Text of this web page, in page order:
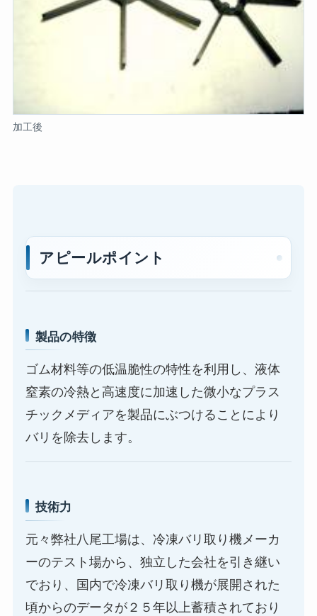
加工後
アピールポイント
製品の特徴
ゴム材料等の低温脆性の特性を利用し、液体
窒素の冷熱と高速度に加速した微小なプラス
チックメディアを製品にぶつけることにより
バリを除去します。
技術力
元々弊社八尾工場は、冷凍バリ取り機メーカ
ーのテスト場から、独立した会社を引き継い
でおり、国内で冷凍バリ取り機が展開された
頃からのデータが２５年以上蓄積されており